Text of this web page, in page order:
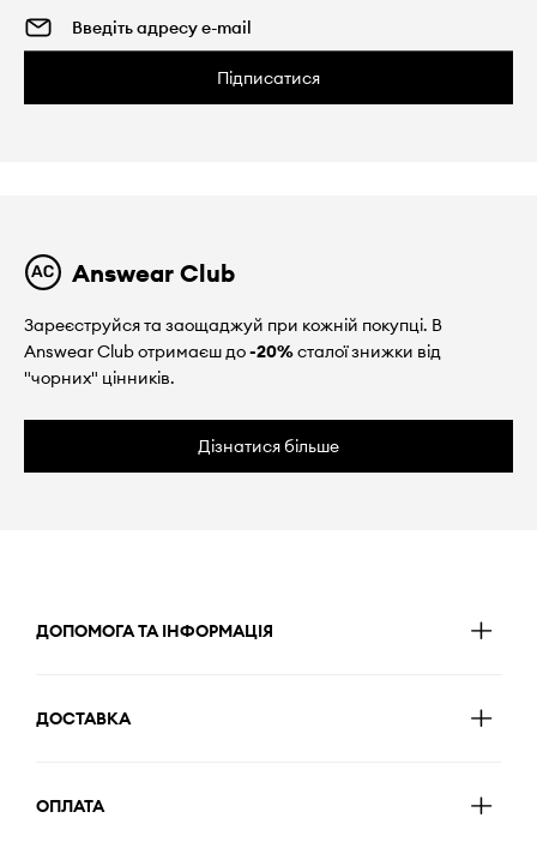
Підписатися
Answear Club
Зареєструйся та заощаджуй при кожній покупці. В
Answear Club отримаєш до-20%сталої знижки від
"чорних" цінників.
Дізнатися більше
ДОПОМОГА ТА ІНФОРМАЦІЯ
ДОСТАВКА
ОПЛАТА